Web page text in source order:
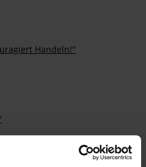
Handeln!"